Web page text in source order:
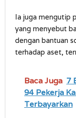
Ia juga mengutip
yang menyebut
dengan bantuan
terhadap aset,
Baca Juga 7
94 Pekerja
Terbayarkan